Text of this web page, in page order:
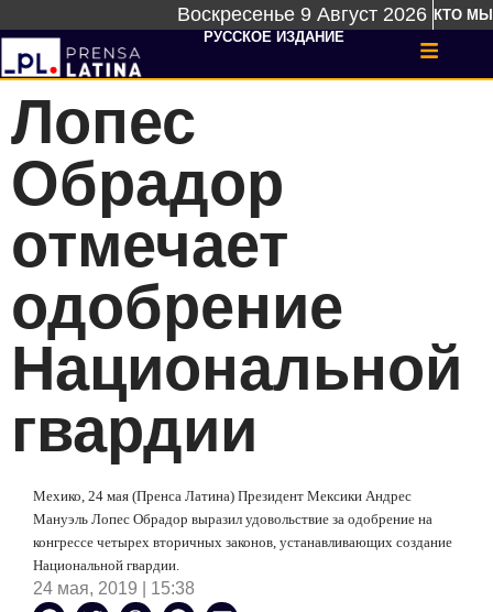
Воскресенье 9 Август 2026 КТО МЫ
РУССКОЕ ИЗДАНИЕ
Лопес
Обрадор
отмечает
одобрение
Национальной
гвардии
Мехико, 24 мая (Пренса Латина) Президент Мексики Андрес
Мануэль Лопес Обрадор выразил удовольствие за одобрение на
конгрессе четырех вторичных законов, устанавливающих создание
Национальной гвардии.
24 мая, 2019 | 15:38